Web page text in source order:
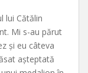
lui Cătălin
Mi s-au părut
și eu câteva
așteptată